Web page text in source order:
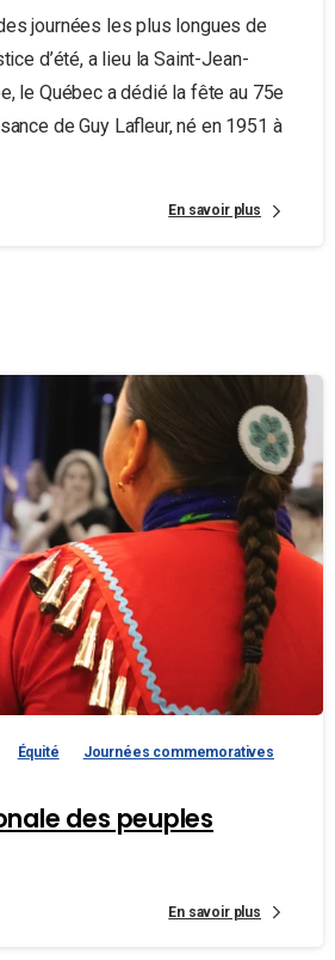
journées les plus longues de
d’été, a lieu la Saint-Jean-
le Québec a dédié la fête au 75e
de Guy Lafleur, né en 1951 à
En savoir plus
Équité
Journées commemoratives
des peuples
En savoir plus